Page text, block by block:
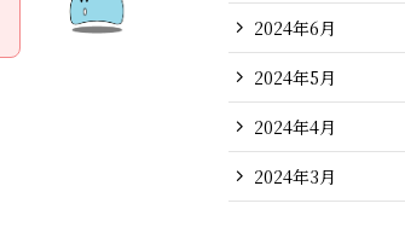
2024年6月
2024年5月
2024年4月
2024年3月